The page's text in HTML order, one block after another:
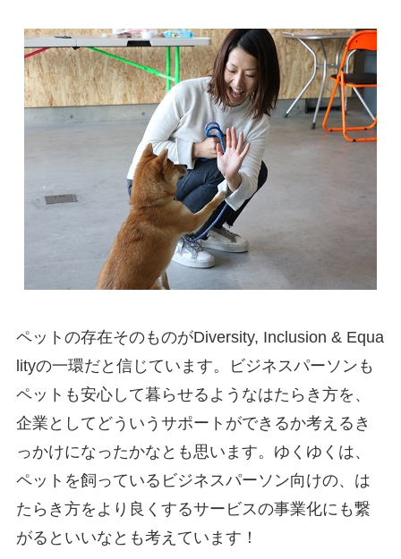
ペットの存在そのものがDiversity, Inclusion & Equa
lityの一環だと信じています。ビジネスパーソンも
ペットも安心して暮らせるようなはたらき方を、
企業としてどういうサポートができるか考えるき
っかけになったかなとも思います。ゆくゆくは、
ペットを飼っているビジネスパーソン向けの、は
たらき方をより良くするサービスの事業化にも繋
がるといいなとも考えています！